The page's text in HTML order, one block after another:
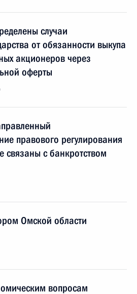
случаи
от обязанности выкупа
акционеров через
оферты
правового регулирования
связаны с банкротством
Омской области
вопросам